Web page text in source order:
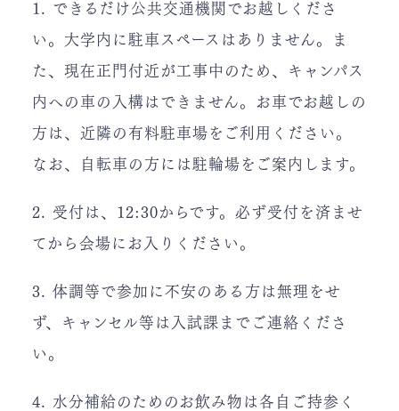
1. できるだけ公共交通機関でお越しくださ
い。大学内に駐車スペースはありません。ま
た、現在正門付近が工事中のため、キャンパス
内への車の入構はできません。お車でお越しの
方は、近隣の有料駐車場をご利用ください。
なお、自転車の方には駐輪場をご案内します。
2. 受付は、12:30からです。必ず受付を済ませ
てから会場にお入りください。
3. 体調等で参加に不安のある方は無理をせ
ず、キャンセル等は入試課までご連絡くださ
い。
4. 水分補給のためのお飲み物は各自ご持参く